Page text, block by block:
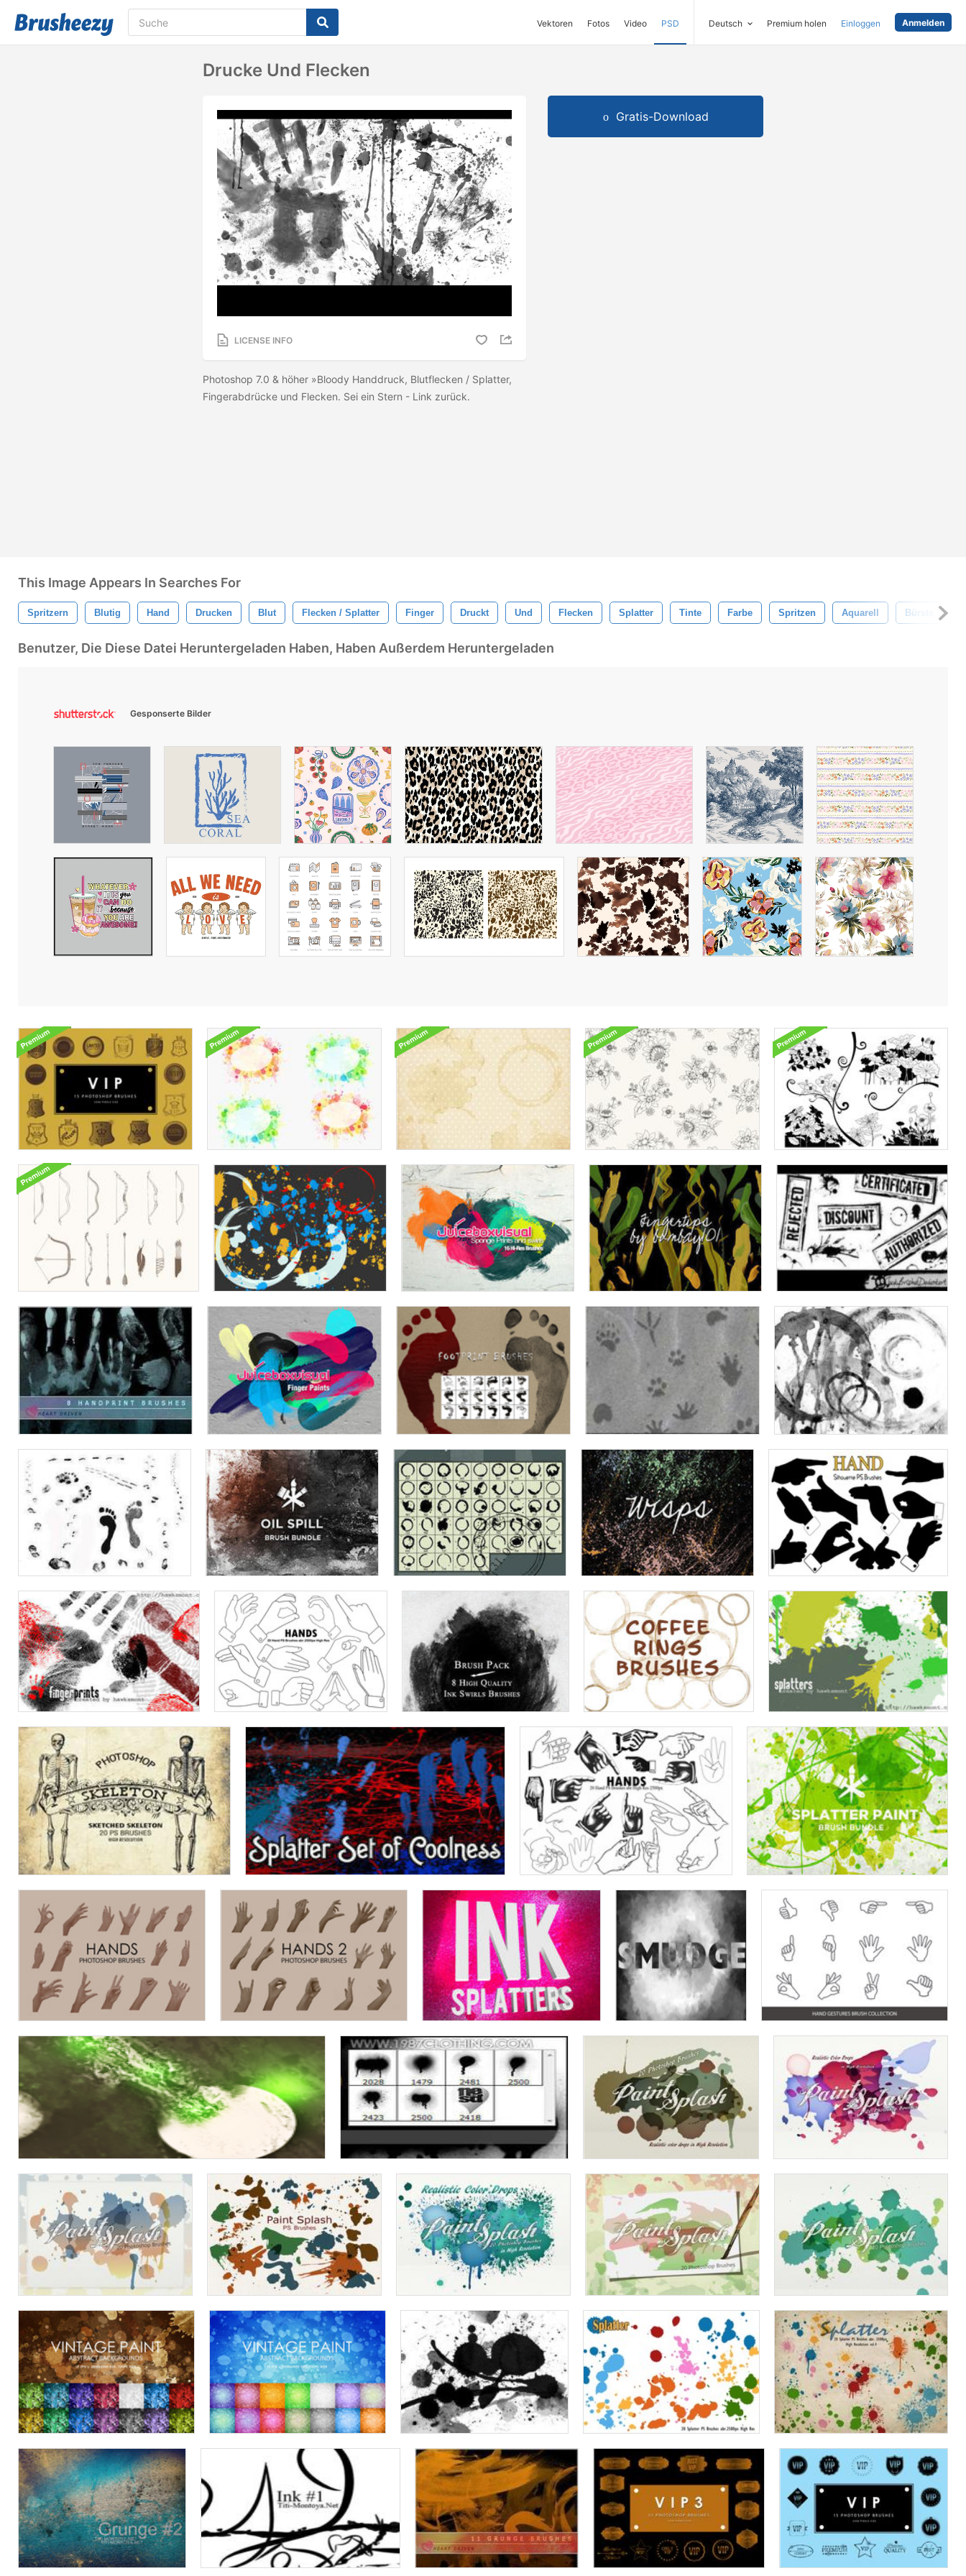
Vektoren Fotos Video PSD Deutsch Premium holen Einloggen Anmelden
Drucke Und Flecken
LICENSE INFO
Photoshop 7.0 & höher »Bloody Handdruck, Blutflecken / Splatter,
Fingerabdrücke und Flecken. Sei ein Stern - Link zurück.
Gratis-Download
This Image Appears In Searches For
Spritzern Blutig Hand Drucken Blut Flecken / Splatter Finger Druckt Und Flecken Splatter Tinte Farbe Spritzen Aquarell Bürste
Benutzer, Die Diese Datei Heruntergeladen Haben, Haben Außerdem Heruntergeladen
Gesponserte Bilder